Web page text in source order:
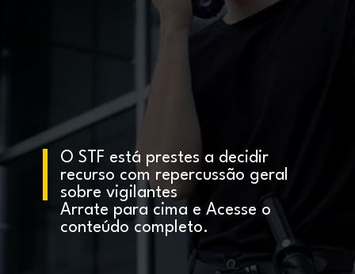
O STF está prestes a decidir
recurso com repercussão geral
sobre vigilantes
Arrate para cima e Acesse o
conteúdo completo.